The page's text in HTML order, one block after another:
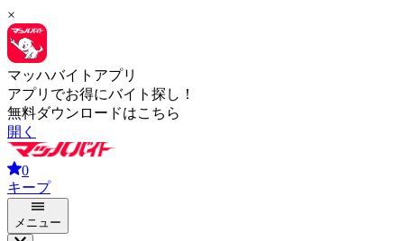
×
マッハバイトアプリ
アプリでお得にバイト探し！
無料ダウンロードはこちら
開く
0
キープ
メニュー